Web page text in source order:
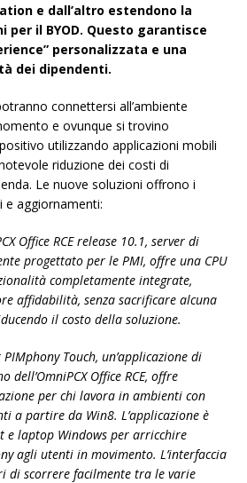
e dall’altro estendono la
per il BYOD. Questo garantisce
personalizzata e una
dei dipendenti.
connettersi all’ambiente
e ovunque si trovino
utilizzando applicazioni mobili
riduzione dei costi di
Le nuove soluzioni offrono i
e aggiornamenti:
Office RCE release 10.1, server di
progettato per le PMI, offre una CPU
completamente integrate,
affidabilità, senza sacrificare alcuna
il costo della soluzione.
Touch, un’applicazione di
dell’OmniPCX Office RCE, offre
per chi lavora in ambienti con
a partire da Win8. L’applicazione è
e laptop Windows per arricchire
agli utenti in movimento. L’interfaccia
di scorrere facilmente tra le varie